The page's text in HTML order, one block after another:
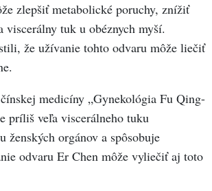
zlepšiť metabolické poruchy, znížiť
viscerálny tuk u obéznych myší.
že užívanie tohto odvaru môže liečiť
medicíny „Gynekológia Fu Qing-
príliš veľa viscerálneho tuku
ženských orgánov a spôsobuje
odvaru Er Chen môže vyliečiť aj toto